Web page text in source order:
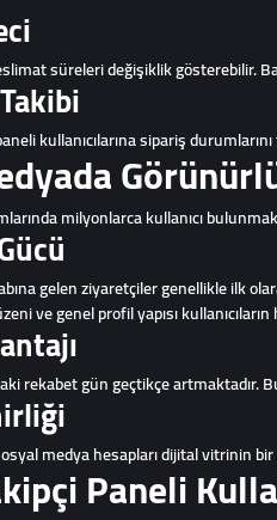
süreleri değişiklik gösterebilir.
kullanıcılarına sipariş
milyonlarca kullanıcı
gelen ziyaretçiler genellikle ilk
ve genel profil yapısı
rekabet gün geçtikçe
medya hesapları dijital vitrinin
Paneli